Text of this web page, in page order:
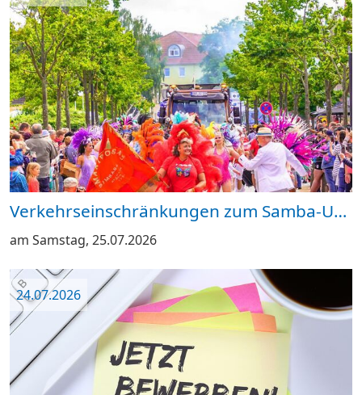
Verkehrseinschränkungen zum Samba-Umzug
am Samstag, 25.07.2026
24.07.2026